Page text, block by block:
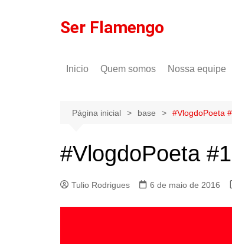
Ser Flamengo
Inicio Quem somos
Política de privacidade
Nossa equipe
Gilson Lima
Página inicial base #VlogdoPoeta
#VlogdoPoeta
Tulio Rodrigues 6 de maio de 2016